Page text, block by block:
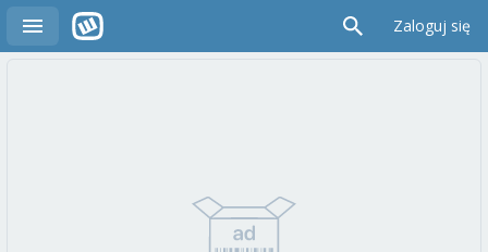
Zaloguj się